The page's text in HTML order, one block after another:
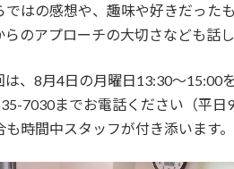
はの感想や、趣味や好きだった
のアプローチの大切さなども話し
、8月4日の月曜日13:30～15:00
7030までお電話ください（平日
時間中スタッフが付き添います